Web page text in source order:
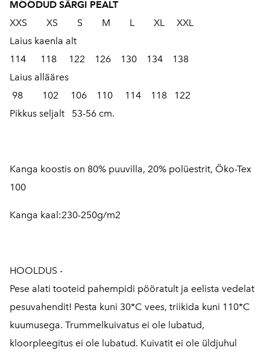
MÕÕDUD SÄRGI PEALT
XXS XS S M L XL XXL
Laius kaenla alt
114 118 122 126 130 134 138
Laius allääres
98 102 106 110 114 118 122
Pikkus seljalt 53-56 cm.
Kanga koostis on 80% puuvilla, 20% polüestrit, Öko-Tex
100
Kanga kaal:230-250g/m2
HOOLDUS -
Pese alati tooteid pahempidi pööratult ja eelista vedelat
pesuvahendit! Pesta kuni 30*C vees, triikida kuni 110*C
kuumusega. Trummelkuivatus ei ole lubatud,
kloorpleegitus ei ole lubatud. Kuivatit ei ole üldjuhul